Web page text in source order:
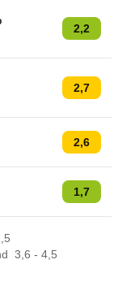
2,2
2,7
2,6
1,7
3,6 - 4,5